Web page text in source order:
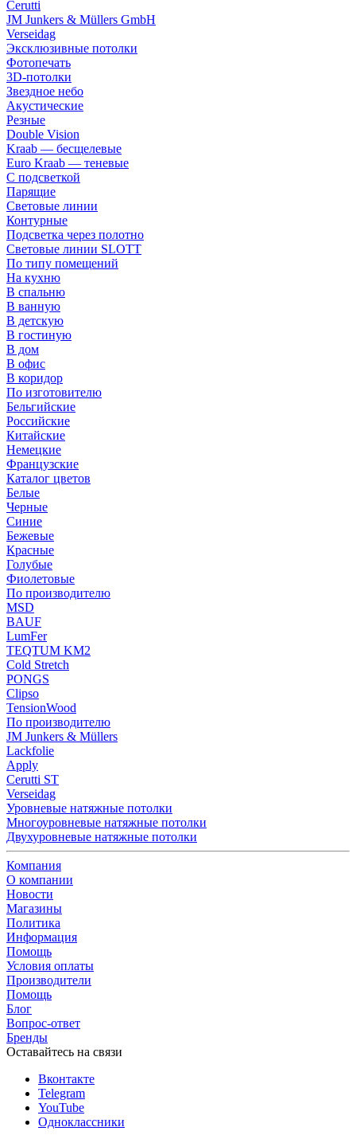
Cerutti
JM Junkers & Müllers GmbH
Verseidag
Эксклюзивные потолки
Фотопечать
3D-потолки
Звездное небо
Акустические
Резные
Double Vision
Kraab — бесщелевые
Euro Kraab — теневые
С подсветкой
Парящие
Световые линии
Контурные
Подсветка через полотно
Световые линии SLOTT
По типу помещений
На кухню
В спальню
В ванную
В детскую
В гостиную
В дом
В офис
В коридор
По изготовителю
Бельгийские
Российские
Китайские
Немецкие
Французские
Каталог цветов
Белые
Черные
Синие
Бежевые
Красные
Голубые
Фиолетовые
По производителю
MSD
BAUF
LumFer
TEQTUM KM2
Cold Stretch
PONGS
Clipso
TensionWood
По производителю
JM Junkers & Müllers
Lackfolie
Apply
Cerutti ST
Verseidag
Уровневые натяжные потолки
Многоуровневые натяжные потолки
Двухуровневые натяжные потолки
Компания
О компании
Новости
Магазины
Политика
Информация
Помощь
Условия оплаты
Производители
Помощь
Блог
Вопрос-ответ
Бренды
Оставайтесь на связи
Вконтакте
Telegram
YouTube
Одноклассники